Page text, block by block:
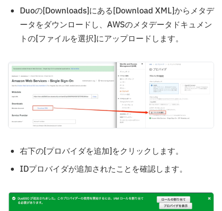
Duoの[Downloads]にある[Download XML]からメタデ
ータをダウンロードし、AWSのメタデータドキュメン
トの[ファイルを選択]にアップロードします。
右下の[プロバイダを追加]をクリックします。
IDプロバイダが追加されたことを確認します。